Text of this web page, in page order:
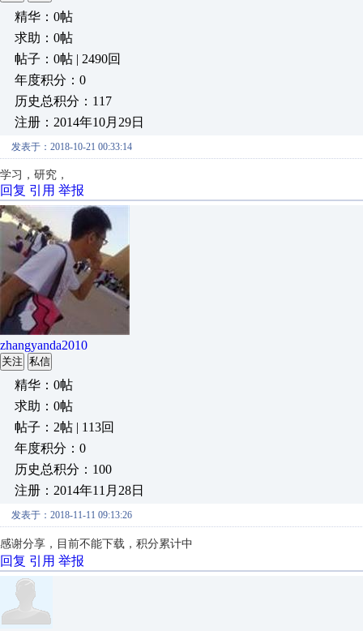
精华：0帖
求助：0帖
帖子：0帖 | 2490回
年度积分：0
历史总积分：117
注册：2014年10月29日
发表于：2018-10-21 00:33:14
学习，研究，
回复 引用 举报
zhangyanda2010
关注 私信
精华：0帖
求助：0帖
帖子：2帖 | 113回
年度积分：0
历史总积分：100
注册：2014年11月28日
发表于：2018-11-11 09:13:26
感谢分享，目前不能下载，积分累计中
回复 引用 举报